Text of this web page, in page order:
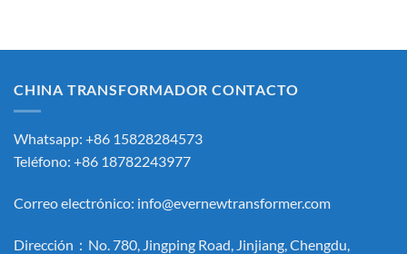
CHINA TRANSFORMADOR CONTACTO
Whatsapp: +86 15828284573
Teléfono: +86 18782243977
Correo electrónico: info@evernewtransformer.com
Dirección：No. 780, Jingping Road, Jinjiang, Chengdu,